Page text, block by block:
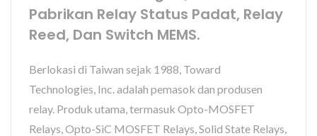
Pabrikan Relay Status Padat, Relay
Reed, Dan Switch MEMS.
Berlokasi di Taiwan sejak 1988, Toward
Technologies, Inc. adalah pemasok dan produsen
relay. Produk utama, termasuk Opto-MOSFET
Relays, Opto-SiC MOSFET Relays, Solid State Relays,